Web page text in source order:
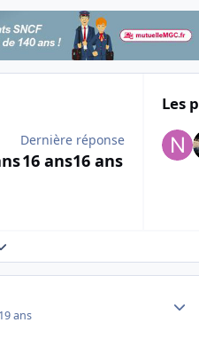
Dernière réponse
16 ans16 ans
Les
topic overview
19 ans